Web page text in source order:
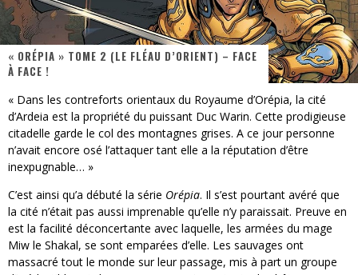
Assassin's Creed Black Flag Resynced
« Le Vent dand les Saules » - Une Belle Histoire !
Yoshi and the mysterious book
« WOLF-MAN / Integrale Tomes 1 et 2 » - Cruelle Vengeance !
« Mon Village Révolté » - Combattre un Projet !
« Le Béton et le Bambou / Propositions pour Mayotte et le Monde. » - Améliorations !
« ORÉPIA » TOME 2 (LE FLÉAU D’ORIENT) – FACE
À FACE !
« Dans les contreforts orientaux du Royaume d’Orépia, la cité
d’Ardeia est la propriété du puissant Duc Warin. Cette prodigieuse
citadelle garde le col des montagnes grises. A ce jour personne
n’avait encore osé l’attaquer tant elle a la réputation d’être
inexpugnable… »
C’est ainsi qu’a débuté la série Orépia. Il s’est pourtant avéré que
la cité n’était pas aussi imprenable qu’elle n’y paraissait. Preuve en
est la facilité déconcertante avec laquelle, les armées du mage
Miw le Shakal, se sont emparées d’elle. Les sauvages ont
massacré tout le monde sur leur passage, mis à part un groupe